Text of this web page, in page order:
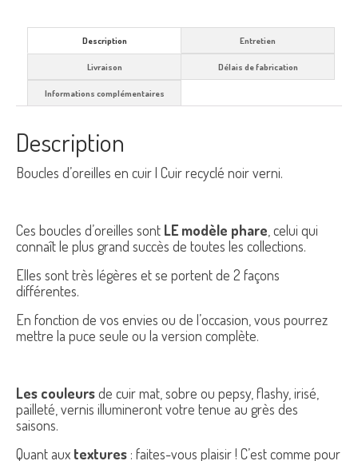
Description Entretien
Livraison Délais de fabrication
Informations complémentaires
Description
Boucles d’oreilles en cuir | Cuir recyclé noir verni.
Ces boucles d’oreilles sont LE modèle phare , celui qui
connaît le plus grand succès de toutes les collections.
Elles sont très légères et se portent de 2 façons
différentes.
En fonction de vos envies ou de l’occasion, vous pourrez
mettre la puce seule ou la version complète.
Les couleursde cuir mat, sobre ou pepsy, flashy, irisé,
pailleté, vernis illumineront votre tenue au grès des
saisons.
Quant aux textures : faites-vous plaisir ! C’est comme pour